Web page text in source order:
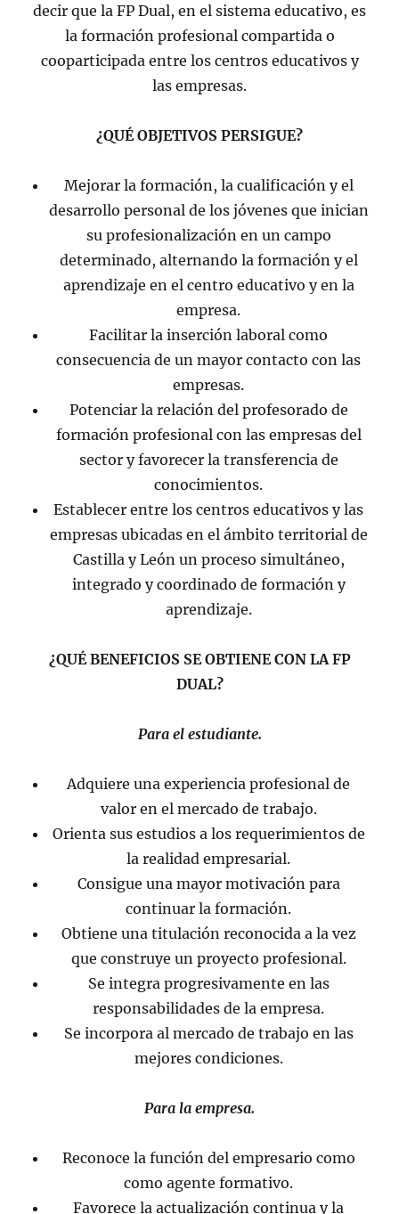
decir que la FP Dual, en el sistema educativo, es
la formación profesional compartida o
cooparticipada entre los centros educativos y
las empresas.
¿QUÉ OBJETIVOS PERSIGUE?
Mejorar la formación, la cualificación y el
desarrollo personal de los jóvenes que inician
su profesionalización en un campo
determinado, alternando la formación y el
aprendizaje en el centro educativo y en la
empresa.
Facilitar la inserción laboral como
consecuencia de un mayor contacto con las
empresas.
Potenciar la relación del profesorado de
formación profesional con las empresas del
sector y favorecer la transferencia de
conocimientos.
Establecer entre los centros educativos y las
empresas ubicadas en el ámbito territorial de
Castilla y León un proceso simultáneo,
integrado y coordinado de formación y
aprendizaje.
¿QUÉ BENEFICIOS SE OBTIENE CON LA FP
DUAL?
Para el estudiante.
Adquiere una experiencia profesional de
valor en el mercado de trabajo.
Orienta sus estudios a los requerimientos de
la realidad empresarial.
Consigue una mayor motivación para
continuar la formación.
Obtiene una titulación reconocida a la vez
que construye un proyecto profesional.
Se integra progresivamente en las
responsabilidades de la empresa.
Se incorpora al mercado de trabajo en las
mejores condiciones.
Para la empresa.
Reconoce la función del empresario como
como agente formativo.
Favorece la actualización continua y la